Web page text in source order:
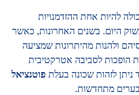
להיות אחת ההזדמנויות
היום. בשנים האחרונות, כאשר
ולהנות מהיתרונות שמציעה
הופכות לסביבה אטרקטיבית
ניתן לזהות שכונה בעלת פוטנציאל
מתחדשות.